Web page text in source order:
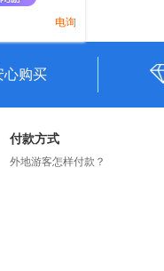
尔湖
电询
心购买
付款方式
外地游客怎样付款？